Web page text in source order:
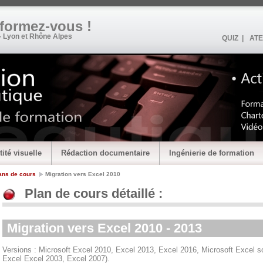
vous !
et Rhône Alpes QUIZ |
visuelle Rédaction documentaire Ingénierie de formation
de cours Migration vers Excel 2010
Plan de cours détaillé :
Migration vers Excel 2010 - 2013
Versions : Microsoft Excel 2010, Excel 2013, Excel 2016, Microsoft Excel
Excel Excel 2003, Excel 2007).